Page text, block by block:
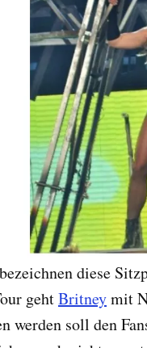
diese
gehtBritneymit
werden soll den